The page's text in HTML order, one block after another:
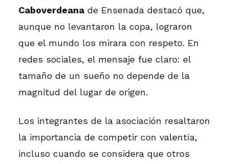
Caboverdeana de Ensenada destacó que,
aunque no levantaron la copa, lograron
que el mundo los mirara con respeto. En
redes sociales, el mensaje fue claro: el
tamaño de un sueño no depende de la
magnitud del lugar de origen.
Los integrantes de la asociación resaltaron
la importancia de competir con valentía,
incluso cuando se considera que otros